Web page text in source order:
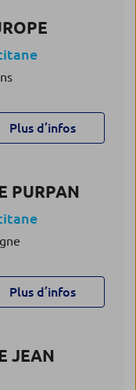
Plus d’infos
PURPAN
Plus d’infos
JEAN